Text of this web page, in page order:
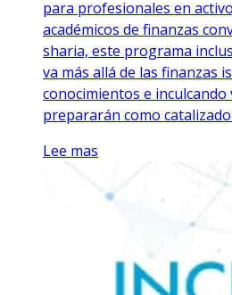
para profesionales en
académicos de finanzas
sharia, este programa
va más allá de las finanzas
conocimientos e inculcando
prepararán como
Lee mas